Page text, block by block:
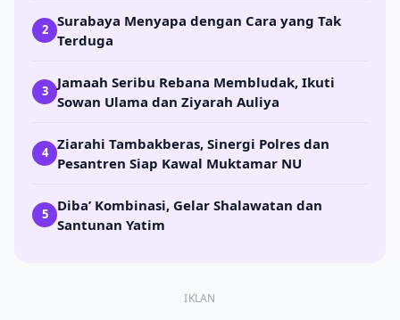
2
Surabaya Menyapa dengan Cara yang Tak
Terduga
3
Jamaah Seribu Rebana Membludak, Ikuti
Sowan Ulama dan Ziyarah Auliya
4
Ziarahi Tambakberas, Sinergi Polres dan
Pesantren Siap Kawal Muktamar NU
5
Diba’ Kombinasi, Gelar Shalawatan dan
Santunan Yatim
IKLAN